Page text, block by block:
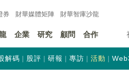
券 財華媒體矩陣 財華智庫沙龍
企業 研究 顧問 合作
解碼 股評 研報 專訪 活動